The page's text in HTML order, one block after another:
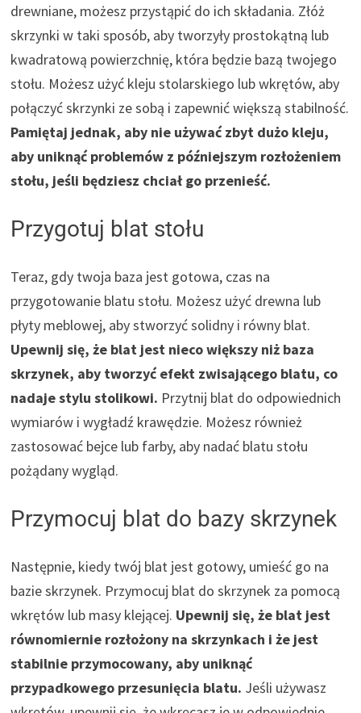
drewniane, możesz przystąpić do ich składania. Złóż
skrzynki w taki sposób, aby tworzyły prostokątną lub
kwadratową powierzchnię, która będzie bazą twojego
stołu. Możesz użyć kleju stolarskiego lub wkrętów, aby
połączyć skrzynki ze sobą i zapewnić większą stabilność.
Pamiętaj jednak, aby nie używać zbyt dużo kleju,
aby uniknąć problemów z późniejszym rozłożeniem
stołu, jeśli będziesz chciał go przenieść.
Przygotuj blat stołu
Teraz, gdy twoja baza jest gotowa, czas na
przygotowanie blatu stołu. Możesz użyć drewna lub
płyty meblowej, aby stworzyć solidny i równy blat.
Upewnij się, że blat jest nieco większy niż baza
skrzynek, aby tworzyć efekt zwisającego blatu, co
nadaje stylu stolikowi. Przytnij blat do odpowiednich
wymiarów i wygładź krawędzie. Możesz również
zastosować bejce lub farby, aby nadać blatu stołu
pożądany wygląd.
Przymocuj blat do bazy skrzynek
Następnie, kiedy twój blat jest gotowy, umieść go na
bazie skrzynek. Przymocuj blat do skrzynek za pomocą
wkrętów lub masy klejącej. Upewnij się, że blat jest
równomiernie rozłożony na skrzynkach i że jest
stabilnie przymocowany, aby uniknąć
przypadkowego przesunięcia blatu. Jeśli używasz